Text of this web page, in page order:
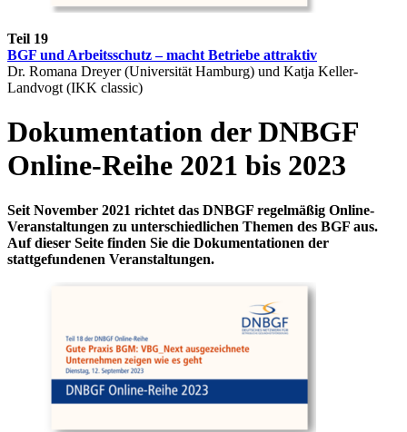
Teil 19
BGF und Arbeitsschutz – macht Betriebe attraktiv
Dr. Romana Dreyer (Universität Hamburg) und Katja Keller-
Landvogt (IKK classic)
Dokumentation der DNBGF
Online-Reihe 2021 bis 2023
Seit November 2021 richtet das DNBGF regelmäßig Online-
Veranstaltungen zu unterschiedlichen Themen des BGF aus.
Auf dieser Seite finden Sie die Dokumentationen der
stattgefundenen Veranstaltungen.